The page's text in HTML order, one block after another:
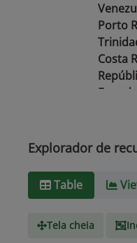
Porto
Costa
Equador
Tipo de
text/
Explorador de
Table
Tela cheia